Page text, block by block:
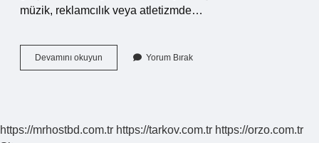
müzik, reklamcılık veya atletizmde…
Devamını okuyun
Sağ
Mi
Yorum Bırak
https://mrhostbd.com.tr https://tarkov.com.tr https://orzo.com.tr